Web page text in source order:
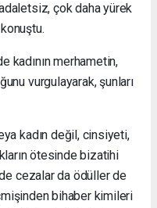
çok daha yürek
kadının merhametin,
vurgulayarak, şunları
kadın değil, cinsiyeti,
ötesinde bizatihi
cezalar da ödüller de
bihaber kimileri